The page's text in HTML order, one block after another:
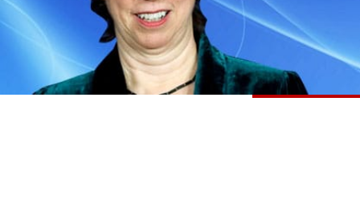
البرامج
جدول البرامج
شاهد البرامج
الترددات